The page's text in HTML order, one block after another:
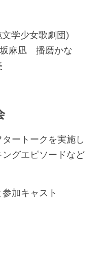
文学少女歌劇団)
麻凪　播磨かな
ートークを実施し
グエピソードなど
加キャスト